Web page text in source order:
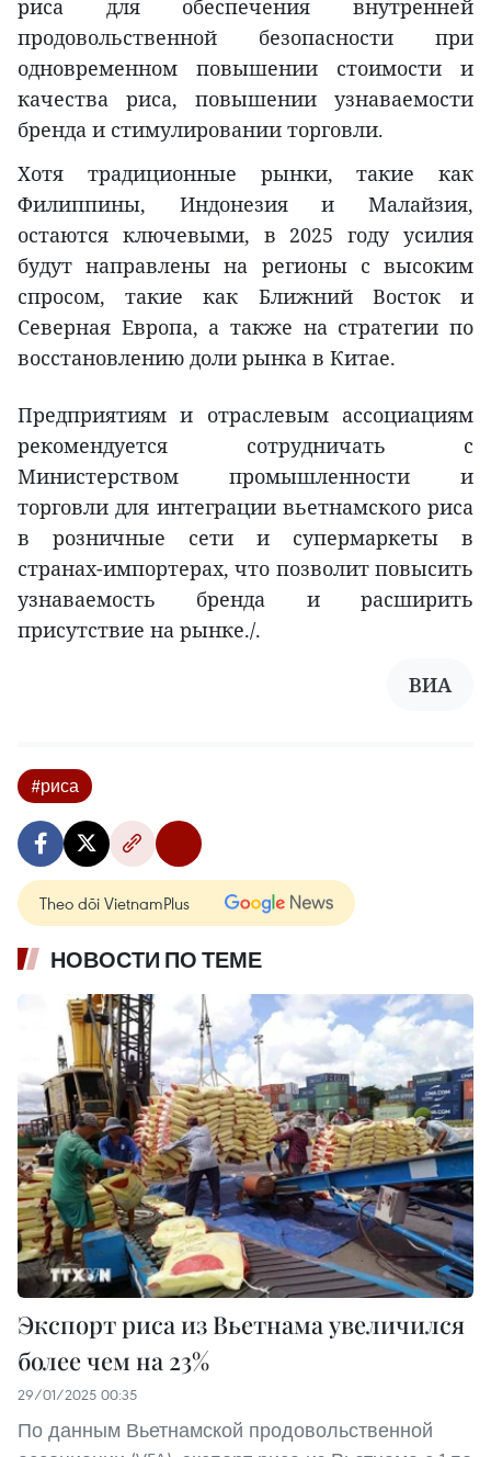
риса для обеспечения внутренней
продовольственной безопасности при
одновременном повышении стоимости и
качества риса, повышении узнаваемости
бренда и стимулировании торговли.
Хотя традиционные рынки, такие как
Филиппины, Индонезия и Малайзия,
остаются ключевыми, в 2025 году усилия
будут направлены на регионы с высоким
спросом, такие как Ближний Восток и
Северная Европа, а также на стратегии по
восстановлению доли рынка в Китае.
Предприятиям и отраслевым ассоциациям
рекомендуется сотрудничать с
Министерством промышленности и
торговли для интеграции вьетнамского риса
в розничные сети и супермаркеты в
странах-импортерах, что позволит повысить
узнаваемость бренда и расширить
присутствие на рынке./.
ВИА
#риса
Theo dõi VietnamPlus
НОВОСТИ ПО ТЕМЕ
Экспорт риса из Вьетнама увеличился
более чем на 23%
29/01/2025 00:35
По данным Вьетнамской продовольственной